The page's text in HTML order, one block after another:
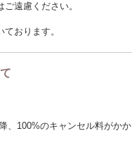
遠慮ください。
おります。
、100%のキャンセル料がかか